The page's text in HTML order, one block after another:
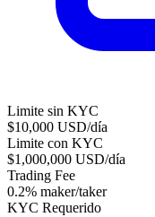
Limite sin KYC
$10,000 USD/día
Limite con KYC
$1,000,000 USD/día
Trading Fee
0.2% maker/taker
KYC Requerido